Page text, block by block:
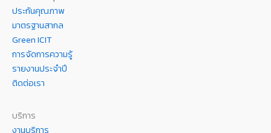
ประกันคุณภาพ
มาตรฐานสากล
Green ICIT
การจัดการความรู้
รายงานประจำปี
ติดต่อเรา
บริการ
งานบริการ